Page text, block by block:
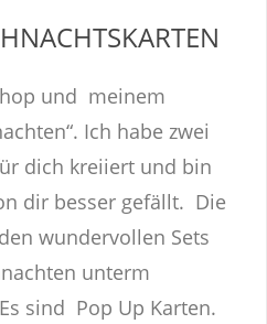
und meinem
Ich habe zwei
dich kreiiert und bin
dir besser gefällt. Die
wundervollen Sets
unterm
sind Pop Up Karten.